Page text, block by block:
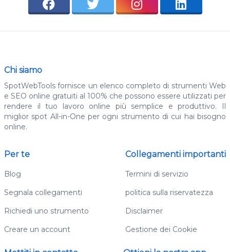
Chi siamo
SpotWebTools fornisce un elenco completo di strumenti Web
e SEO online gratuiti al 100% che possono essere utilizzati per
rendere il tuo lavoro online più semplice e produttivo. Il
miglior spot All-in-One per ogni strumento di cui hai bisogno
online.
Per te
Blog
Segnala collegamenti
Richiedi uno strumento
Creare un account
Collegamenti importanti
Termini di servizio
politica sulla riservatezza
Disclaimer
Gestione dei Cookie